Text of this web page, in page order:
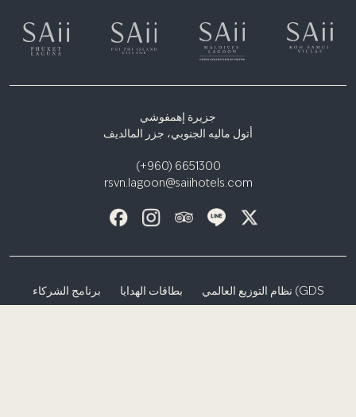
جزيرة إهمفوشي
أتول ماليه الجنوبي، جزر المالديف
(+960) 6651300
rsvn.lagoon@saiihotels.com
برنامج الشركاء بطاقات الهدايا
نظام التوزيع العالمي (GDS